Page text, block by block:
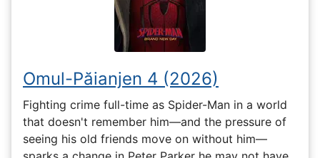
Omul-Păianjen 4 (2026)
Fighting crime full-time as Spider-Man in a world
that doesn't remember him—and the pressure of
seeing his old friends move on without him—